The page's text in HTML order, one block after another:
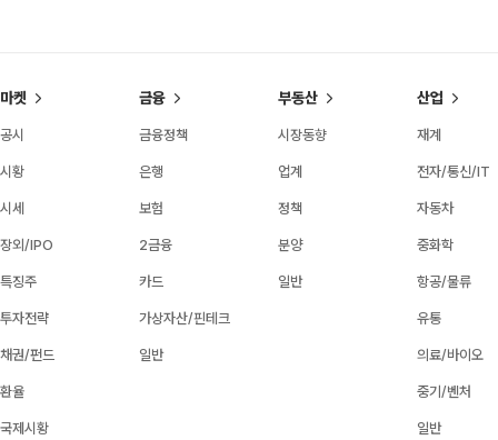
마켓
공시
시황
시세
장외/IPO
특징주
투자전략
채권/펀드
환율
국제시황
금융
금융정책
은행
보험
2금융
카드
가상자산/핀테크
일반
부동산
시장동향
업계
정책
분양
일반
산업
재계
전자/통신/IT
자동차
중화학
항공/물류
유통
의료/바이오
중기/벤처
일반